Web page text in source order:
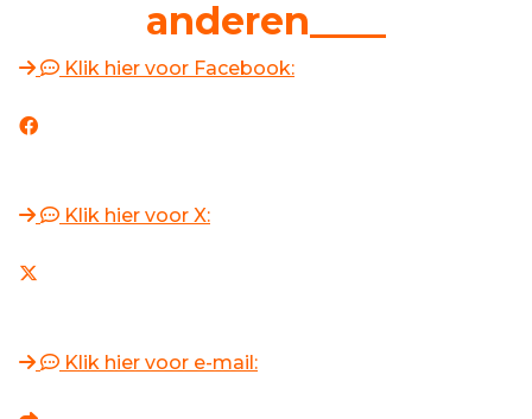
anderen____
Klik hier voor Facebook:
Klik hier voor X:
Klik hier voor e-mail: